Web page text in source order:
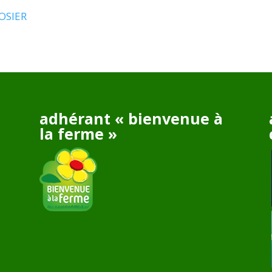
adhérant « bienvenue à
la ferme »